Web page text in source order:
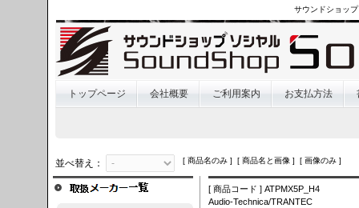
サウンドショッ
トップページ 会社概要 ご利用案内 お支払方法
並べ替え： [ 商品名のみ ] [ 商品名と画像 ] [ 画像のみ ]
[ 商品コード ] ATPMX5P_H4
Audio-Technica/TRANTEC